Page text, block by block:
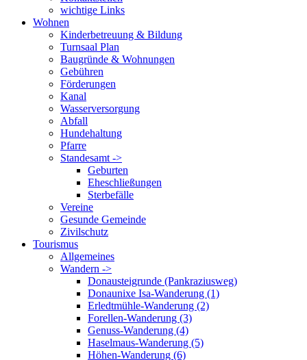
wichtige Links
Wohnen
Kinderbetreuung & Bildung
Turnsaal Plan
Baugründe & Wohnungen
Gebühren
Förderungen
Kanal
Wasserversorgung
Abfall
Hundehaltung
Pfarre
Standesamt ->
Geburten
Eheschließungen
Sterbefälle
Vereine
Gesunde Gemeinde
Zivilschutz
Tourismus
Allgemeines
Wandern ->
Donausteigrunde (Pankraziusweg)
Donaunixe Isa-Wanderung (1)
Erledtmühle-Wanderung (2)
Forellen-Wanderung (3)
Genuss-Wanderung (4)
Haselmaus-Wanderung (5)
Höhen-Wanderung (6)